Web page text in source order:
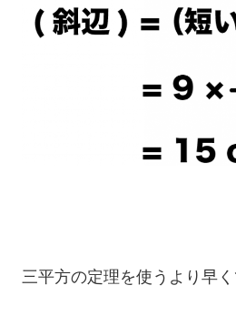
三平方の定理を使うより早く